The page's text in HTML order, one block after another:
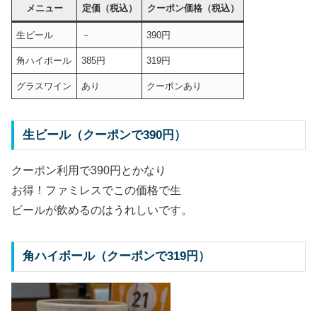
メニュー 定価（税込） クーポン価格（税込）
生ビール － 390円
角ハイボール 385円 319円
グラスワイン あり クーポンあり
生ビール（クーポンで390円）
クーポン利用で390円とかなり
お得！ファミレスでこの価格で生
ビールが飲めるのはうれしいです。
角ハイボール（クーポンで319円）